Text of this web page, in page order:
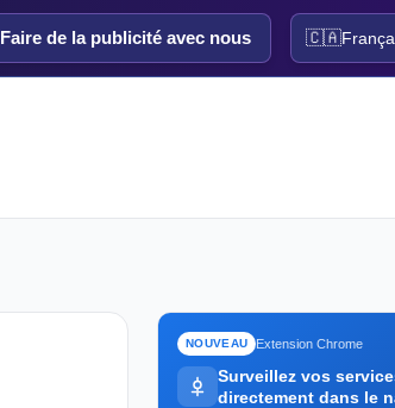
Faire de la publicité avec nous 🇨🇦
NOUVEAU Extension Chrome
Surveillez vos
directement dans le